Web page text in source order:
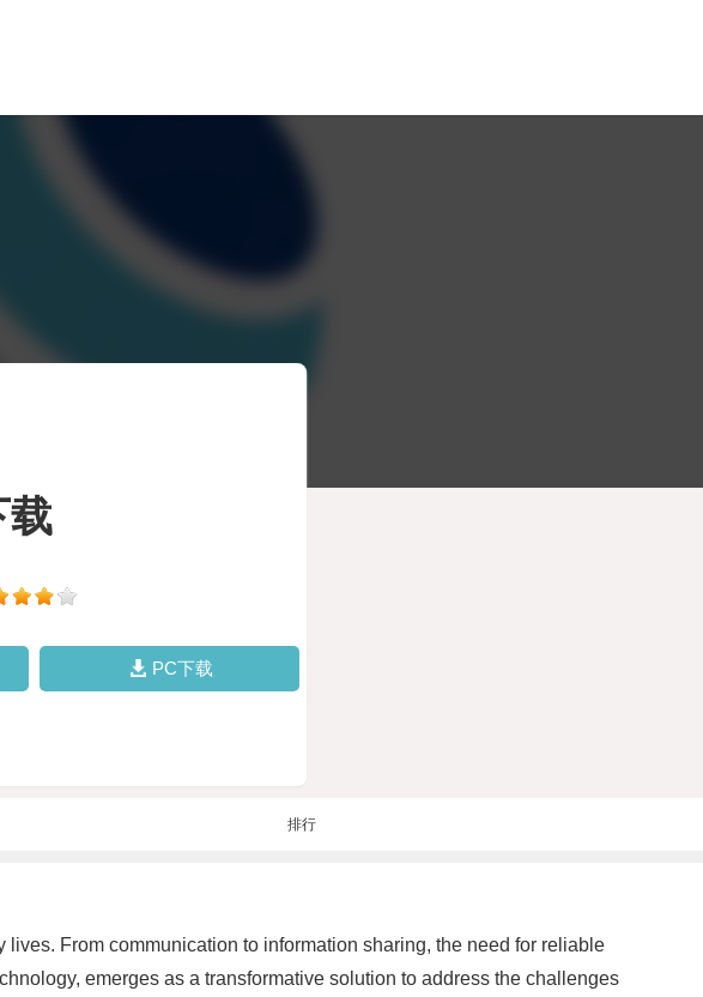
PC下载
排行
From communication to information sharing, the need for reliable
emerges as a transformative solution to address the challenges